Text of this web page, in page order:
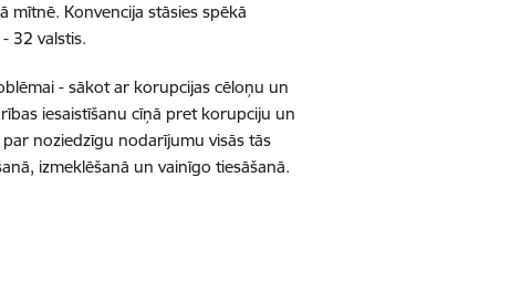
mītnē. Konvencija stāsies spēkā
32 valstis.
- sākot ar korupcijas cēloņu un
iesaistīšanu cīņā pret korupciju un
noziedzīgu nodarījumu visās tās
izmeklēšanā un vainīgo tiesāšanā.